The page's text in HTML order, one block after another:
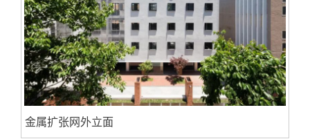
金属扩张网外立面